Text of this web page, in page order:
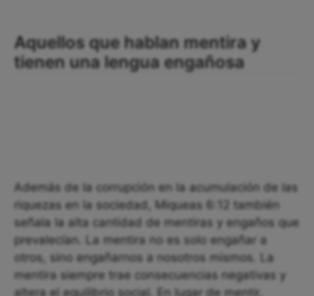
Aquellos que hablan mentira y
tienen una lengua engañosa
Además de la corrupción en la acumulación de las
riquezas en la sociedad, Miqueas 6:12 también
señala la alta cantidad de mentiras y engaños que
prevalecían. La mentira no es solo engañar a
otros, sino engañarnos a nosotros mismos. La
mentira siempre trae consecuencias negativas y
altera el equilibrio social. En lugar de mentir,